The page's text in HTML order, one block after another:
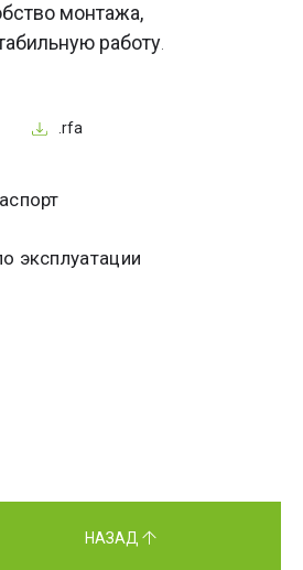
монтажа,
работу
.rfa
эксплуатации
НАЗАД